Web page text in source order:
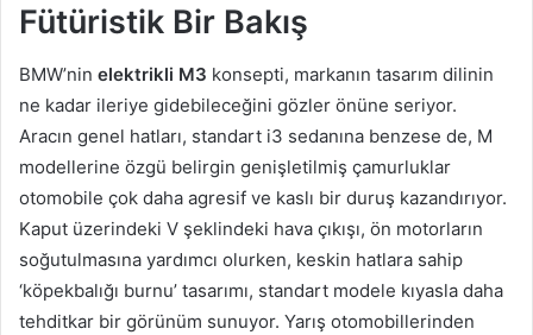
Fütüristik Bir Bakış
BMW’nin elektrikli M3 konsepti, markanın tasarım dilinin
ne kadar ileriye gidebileceğini gözler önüne seriyor.
Aracın genel hatları, standart i3 sedanına benzese de, M
modellerine özgü belirgin genişletilmiş çamurluklar
otomobile çok daha agresif ve kaslı bir duruş kazandırıyor.
Kaput üzerindeki V şeklindeki hava çıkışı, ön motorların
soğutulmasına yardımcı olurken, keskin hatlara sahip
‘köpekbalığı burnu’ tasarımı, standart modele kıyasla daha
tehditkar bir görünüm sunuyor. Yarış otomobillerinden